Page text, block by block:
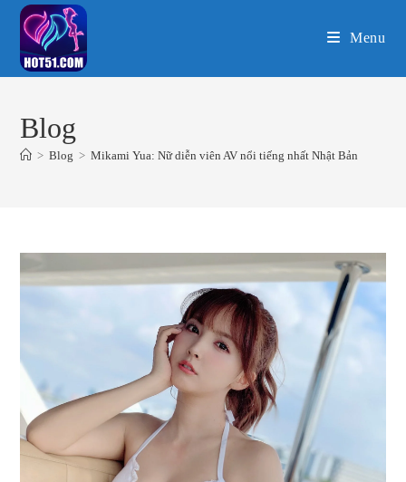
Skip
content
Menu
Blog
> Blog > Mikami Yua: Nữ diễn viên AV nổi tiếng nhất Nhật Bản